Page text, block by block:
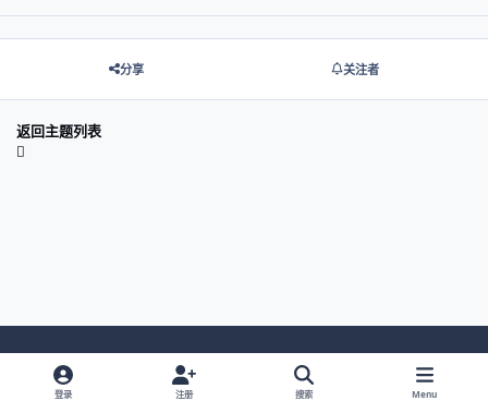
分享 关注者
返回主题列表
Light ModeDark ModeSystem Preference
登录 注册 搜索 Menu